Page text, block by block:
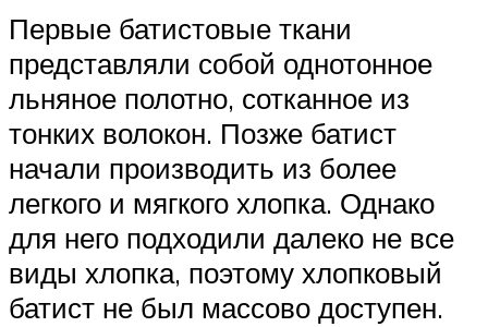
Первые батистовые ткани
представляли собой однотонное
льняное полотно, сотканное из
тонких волокон. Позже батист
начали производить из более
легкого и мягкого хлопка. Однако
для него подходили далеко не все
виды хлопка, поэтому хлопковый
батист не был массово доступен.